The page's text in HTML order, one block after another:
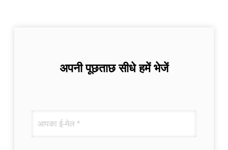
अपनी पूछताछ सीधे हमें भेजें